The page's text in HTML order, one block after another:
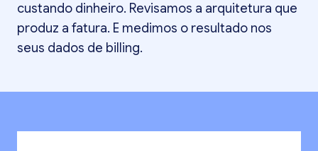
custando dinheiro. Revisamos a arquitetura que
produz a fatura. E medimos o resultado nos
seus dados de billing.